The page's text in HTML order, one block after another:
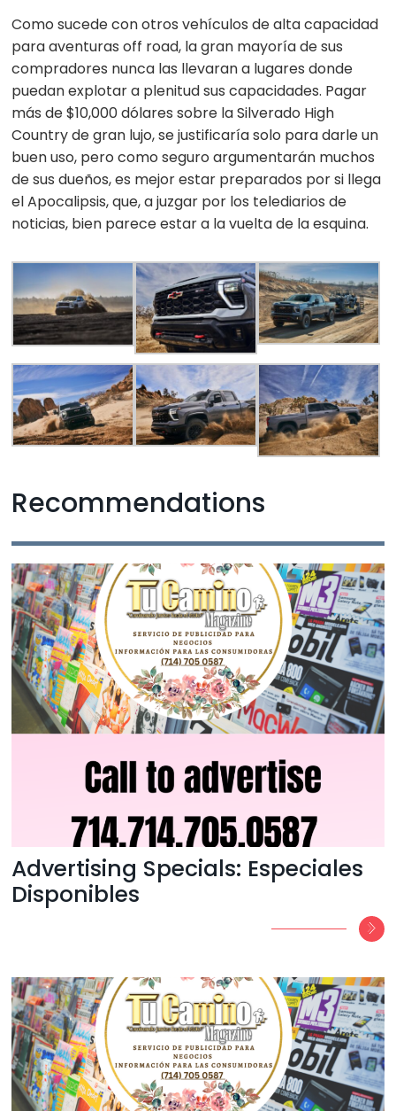
Como sucede con otros vehículos de alta capacidad
para aventuras off road, la gran mayoría de sus
compradores nunca las llevaran a lugares donde
puedan explotar a plenitud sus capacidades. Pagar
más de $10,000 dólares sobre la Silverado High
Country de gran lujo, se justificaría solo para darle un
buen uso, pero como seguro argumentarán muchos
de sus dueños, es mejor estar preparados por si llega
el Apocalipsis, que, a juzgar por los telediarios de
noticias, bien parece estar a la vuelta de la esquina.
Recommendations
Advertising Specials: Especiales
Disponibles